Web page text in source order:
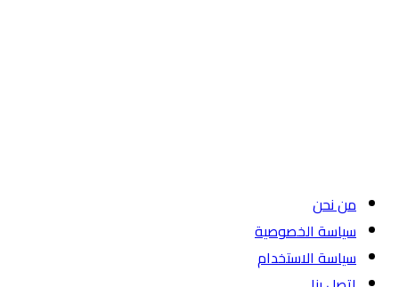
من نحن
سياسة الخصوصية
سياسة الاستخدام